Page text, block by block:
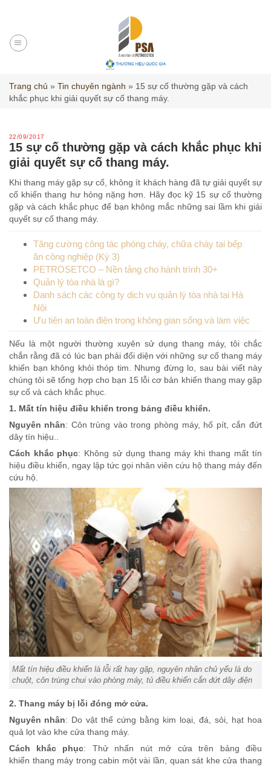
content
Trang chủ » Tin chuyên ngành » 15 sự cố thường gặp và cách
khắc phục khi giải quyết sự cố thang máy.
22/09/2017
15 sự cố thường gặp và cách khắc phục khi
giải quyết sự cố thang máy.
Khi thang máy gặp sự cố, không ít khách hàng đã tự giải quyết sự
cố khiến thang hư hỏng nặng hơn. Hãy đọc kỹ 15 sự cố thường
gặp và cách khắc phục để bạn không mắc những sai lầm khi giải
quyết sự cố thang máy.
Tăng cường công tác phòng cháy, chữa cháy tại bếp
ăn công nghiệp (Kỳ 3)
PETROSETCO – Nền tảng cho hành trình 30+
Quản lý tòa nhà là gì?
Danh sách các công ty dịch vụ quản lý tòa nhà tại Hà
Nội
Ưu tiên an toàn điện trong không gian sống và làm việc
Nếu là một người thường xuyên sử dụng thang máy, tôi chắc
chắn rằng đã có lúc bạn phải đối diện với những sự cố thang máy
khiến bạn không khỏi thóp tim. Nhưng đừng lo, sau bài viết này
chúng tôi sẽ tổng hợp cho bạn 15 lỗi cơ bản khiến thang may gặp
sự cố và cách khắc phục.
1. Mất tín hiệu điều khiển trong bảng điều khiển.
Nguyên nhân: Côn trùng vào trong phòng máy, hố pít, cắn đứt
dây tín hiệu..
Cách khắc phục: Không sử dụng thang máy khi thang mất tín
hiệu điều khiển, ngay lập tức gọi nhân viên cứu hộ thang máy đến
cứu hộ.
Mất tín hiệu điều khiển là lỗi rất hay gặp, nguyên nhân chủ yếu là do
chuột, côn trùng chui vào phòng máy, tủ điều khiển cắn đứt dây điện
2. Thang máy bị lỗi đóng mở cửa.
Nguyên nhân: Do vật thể cứng bằng kim loại, đá, sỏi, hạt hoa
quả lọt vào khe cửa thang máy.
Cách khắc phục: Thử nhấn nút mở cửa trên bảng điều
khiển thang máy trong cabin một vài lần, quan sát khe cửa thang